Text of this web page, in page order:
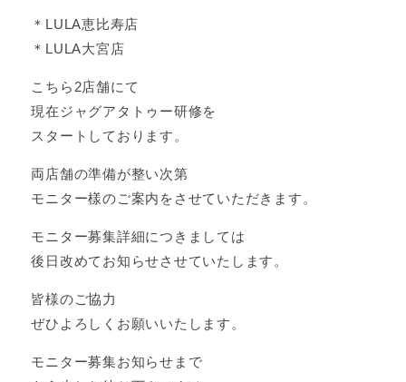
＊LULA恵比寿店
＊LULA大宮店
こちら2店舗にて
現在ジャグアタトゥー研修を
スタートしております。
両店舗の準備が整い次第
モニター樣のご案内をさせていただきます。
モニター募集詳細につきましては
後日改めてお知らせさせていたします。
皆様のご協力
ぜひよろしくお願いいたします。
モニター募集お知らせまで